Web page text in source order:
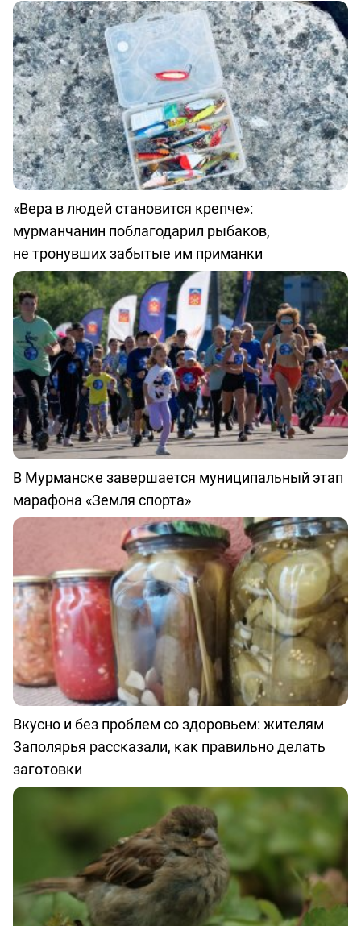
«Вера в людей становится крепче»:
мурманчанин поблагодарил рыбаков,
не тронувших забытые им приманки
В Мурманске завершается муниципальный этап
марафона «Земля спорта»
Вкусно и без проблем со здоровьем: жителям
Заполярья рассказали, как правильно делать
заготовки